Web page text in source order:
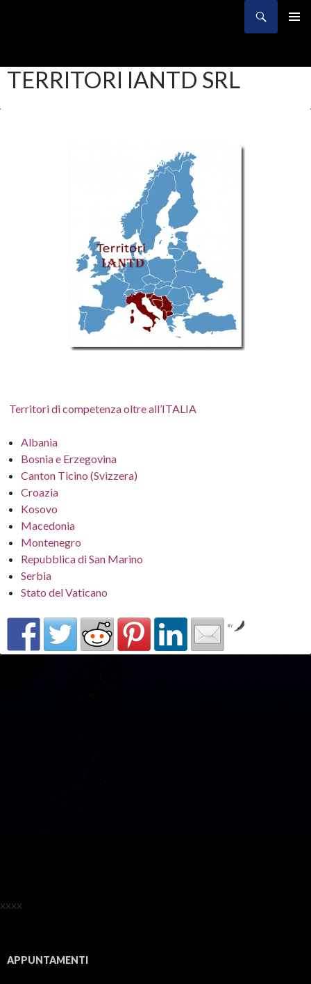
TERRITORI IANTD SRL
Territori di competenza oltre all’ITALIA
Albania
Bosnia e Erzegovina
Canton Ticino (Svizzera)
Croazia
Kosovo
Macedonia
Montenegro
Repubblica di San Marino
Serbia
Stato del Vaticano
by
xxxx
APPUNTAMENTI